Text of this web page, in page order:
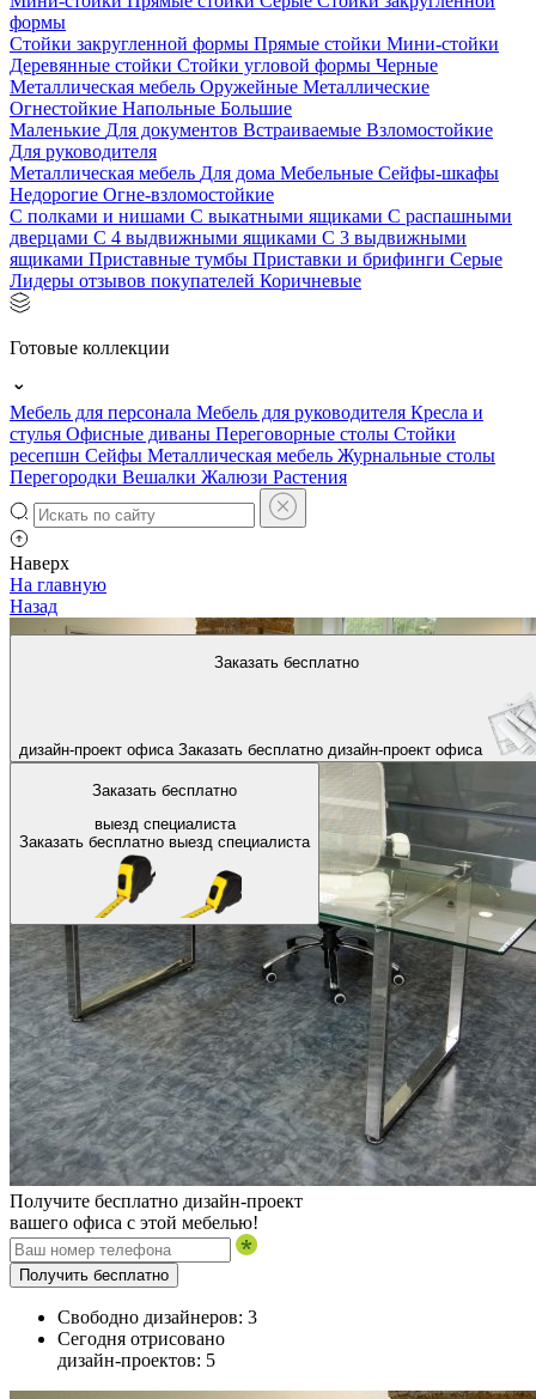
формы
Стойки закругленной формы Прямые стойки Мини-стойки
Деревянные стойки Стойки угловой формы Черные
Металлическая мебель Оружейные Металлические
Огнестойкие Напольные Большие
Маленькие Для документов Встраиваемые Взломостойкие
Для руководителя
Металлическая мебель Для дома Мебельные Сейфы-шкафы
Недорогие Огне-взломостойкие
С полками и нишами С выкатными ящиками С распашными
дверцами С 4 выдвижными ящиками С 3 выдвижными
ящиками Приставные тумбы Приставки и брифинги Серые
Лидеры отзывов покупателей Коричневые
Готовые коллекции
Мебель для персонала Мебель для руководителя Кресла и
стулья Офисные диваны Переговорные столы Стойки
ресепшн Сейфы Металлическая мебель Журнальные столы
Перегородки Вешалки Жалюзи Растения
Наверх
Заказать бесплатно
дизайн-проект офиса Заказать бесплатно дизайн-проект офиса
Заказать бесплатно
выезд специалиста
Заказать бесплатно выезд специалиста
На главную
Назад
Получите бесплатно дизайн-проект
вашего офиса с этой мебелью!
Получить бесплатно
Свободно дизайнеров: 3
Сегодня отрисовано
дизайн-проектов: 5